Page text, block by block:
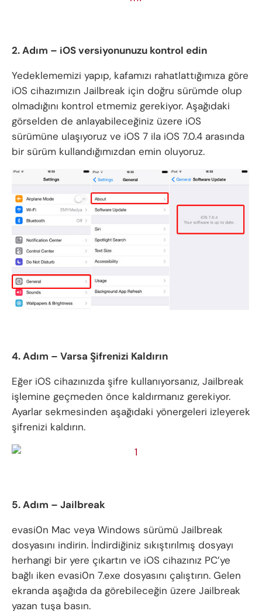
2. Adım – iOS versiyonunuzu kontrol edin
Yedeklememizi yapıp, kafamızı rahatlattığımıza göre
iOS cihazımızın Jailbreak için doğru sürümde olup
olmadığını kontrol etmemiz gerekiyor. Aşağıdaki
görselden de anlayabileceğiniz üzere iOS
sürümüne ulaşıyoruz ve iOS 7 ila iOS 7.0.4 arasında
bir sürüm kullandığımızdan emin oluyoruz.
4. Adım – Varsa Şifrenizi Kaldırın
Eğer iOS cihazınızda şifre kullanıyorsanız, Jailbreak
işlemine geçmeden önce kaldırmanız gerekiyor.
Ayarlar sekmesinden aşağıdaki yönergeleri izleyerek
şifrenizi kaldırın.
5. Adım – Jailbreak
evasi0n Mac veya Windows sürümü Jailbreak
dosyasını indirin. İndirdiğiniz sıkıştırılmış dosyayı
herhangi bir yere çıkartın ve iOS cihazınız PC’ye
bağlı iken evasi0n 7.exe dosyasını çalıştırın. Gelen
ekranda aşağıda da görebileceğin üzere Jailbreak
yazan tuşa basın.